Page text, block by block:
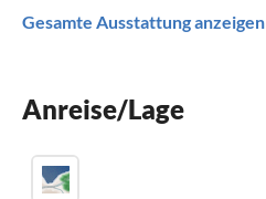
Spülmaschine
Kamin
Gesamte Ausstattung anzeigen
Anreise/Lage